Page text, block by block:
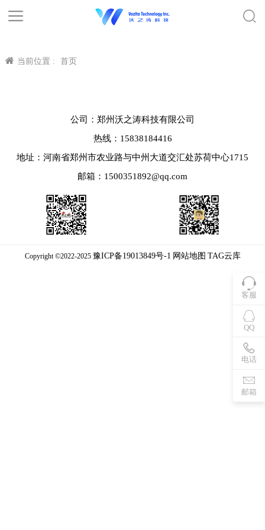
当前位置 : 首页
客服
QQ
电话
邮箱
公司：郑州沃之涛科技有限公司
热线：15838184416
地址：河南省郑州市农业路与中州大道交汇处苏荷中心1715
邮箱：1500351892@qq.com
Copyright ©2022-2025 豫ICP备19013849号-1 网站地图 TAG云库